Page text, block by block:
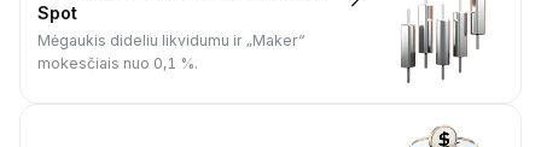
Spot
Mėgaukis dideliu likvidumu ir „Maker“
mokesčiais nuo 0,1 %.